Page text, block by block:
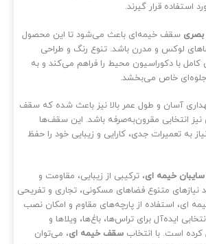
قرار گیرند.
سقف خیمه‌ای باعث می‌شود تا این محصول
و مدرن باشد. تنوع رنگ و طراحی
دکوراسیون محیط را فراهم می‌کند و به
خاص می‌بخشد.
و طول عمر بالا نیز باعث شده که سقف
مقرون‌به‌صرفه باشد. این سقف‌ها
جدی، کارایی و زیبایی خود را حفظ
خیمه‌ ای، ترکیبی از زیبایی، مقاومت و
متنوع فضاهای مسکونی، تجاری و تفریحی
استفاده از پارچه‌های مقاوم و امکان نصب
برای تراس‌ها، باغ‌ها، ویلاها و
با انتخابسقف خیمه‌ ای، می‌توان